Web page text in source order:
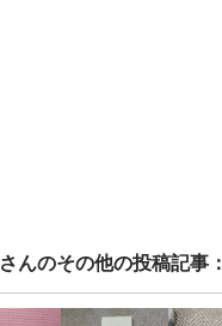
さんのその他の投稿記事：